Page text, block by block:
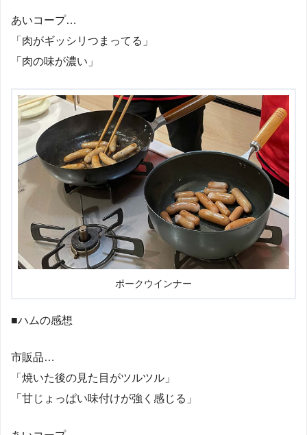
あいコープ…
「肉がギッシリつまってる」
「肉の味が濃い」
ポークウインナー
■ハムの感想
市販品…
「焼いた後の見た目がツルツル」
「甘じょっぱい味付けが強く感じる」